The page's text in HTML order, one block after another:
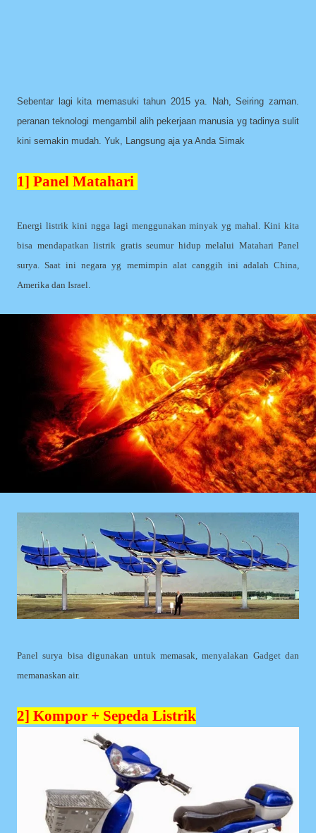
Sebentar lagi kita memasuki tahun 2015 ya. Nah, Seiring zaman.
peranan teknologi mengambil alih pekerjaan manusia yg tadinya sulit
kini semakin mudah. Yuk, Langsung aja ya Anda Simak
1] Panel Matahari
Energi listrik kini ngga lagi menggunakan minyak yg mahal. Kini kita
bisa mendapatkan listrik gratis seumur hidup melalui Matahari Panel
surya. Saat ini negara yg memimpin alat canggih ini adalah China,
Amerika dan Israel.
Panel surya bisa digunakan untuk memasak, menyalakan Gadget dan
memanaskan air.
2] Kompor + Sepeda Listrik